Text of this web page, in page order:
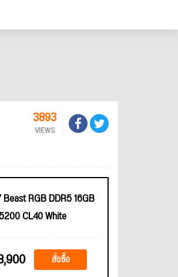
3893
VIEWS
Beast RGB DDR5 16GB
CL40 White
สั่งซื้อ